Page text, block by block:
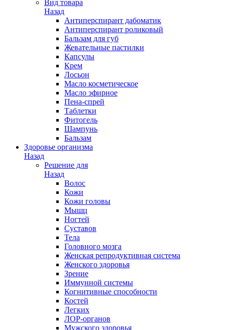
Вид товара
Назад
Антиперспирант дабоматик
Антиперспирант роликовый
Бальзам для губ
Жевательные пастилки
Капсулы
Крем
Лосьон
Масло косметическое
Масло эфирное
Пена-спрей
Таблетки
Фитогель
Шампунь
Бальзам
Здоровье организма
Назад
Решение для
Назад
Волос
Кожи
Кожи головы
Мышц
Ногтей
Суставов
Тела
Головного мозга
Женская репродуктивная система
Женского здоровья
Зрение
Иммунной системы
Когнитивные способности
Костей
Легких
ЛОР-органов
Мужского здоровья